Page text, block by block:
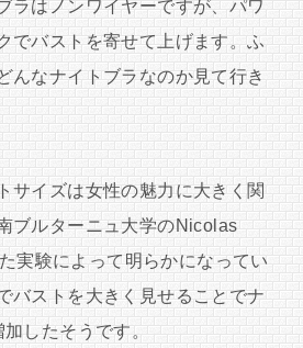
ラはノンワイヤーですが、パワ
でバストを寄せて上げます。ふ
んなナイトブラなのか見て行き
サイズは女性の魅力に大きく関
ブルターニュ大学のNicolas
実験によって明らかになってい
バストを大きく見せることでナ
したそうです。